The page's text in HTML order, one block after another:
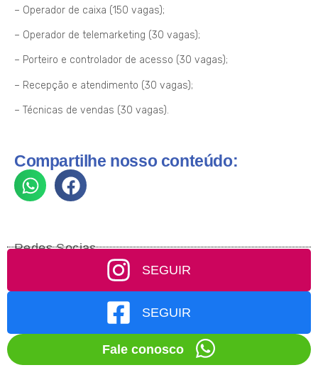
– Operador de caixa (150 vagas);
– Operador de telemarketing (30 vagas);
– Porteiro e controlador de acesso (30 vagas);
– Recepção e atendimento (30 vagas);
– Técnicas de vendas (30 vagas).
Compartilhe nosso conteúdo:
Redes Socias
SEGUIR
SEGUIR
Fale conosco